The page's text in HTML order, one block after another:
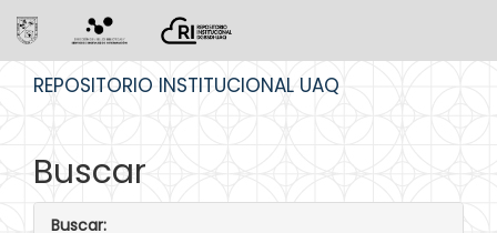
REPOSITORIO INSTITUCIONAL UAQ
Buscar
Buscar: